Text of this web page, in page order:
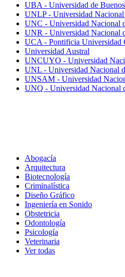
UBA - Universidad de
UNLP - Universidad Nacional
UNC - Universidad Nacional
UNR - Universidad Nacional
UCA - Pontificia Universidad
Universidad Austral
UNCUYO - Universidad
UNL - Universidad Nacional
UNSAM - Universidad
UNQ - Universidad Nacional
Abogacía
Arquitectura
Biotecnología
Criminalística
Diseño Gráfico
Ingeniería en Sonido
Obstetricia
Odontología
Psicología
Veterinaria
Ver todas